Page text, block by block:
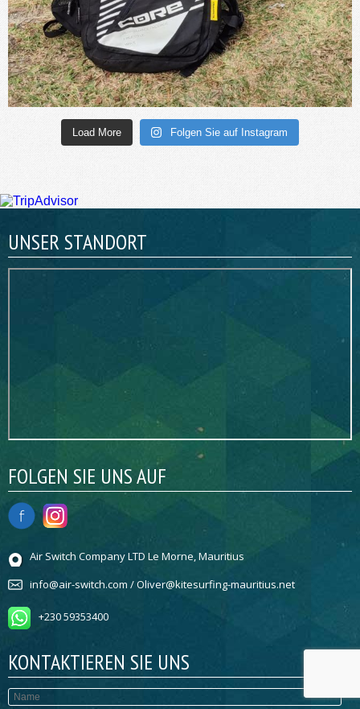
Load More Folgen Sie auf Instagram
UNSER STANDORT
FOLGEN SIE UNS AUF
Air Switch Company LTD Le Morne, Mauritius
info@air-switch.com / Oliver@kitesurfing-mauritius.net
+230 59353400
KONTAKTIEREN SIE UNS